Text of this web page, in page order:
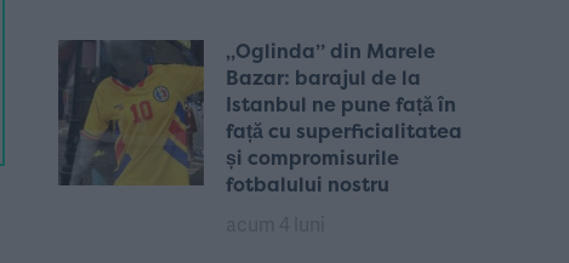
„Oglinda” din Marele
Bazar: barajul de la
Istanbul ne pune față în
față cu superficialitatea
și compromisurile
fotbalului nostru